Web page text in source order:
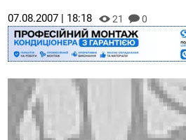
07.08.2007 | 18:18 21 0